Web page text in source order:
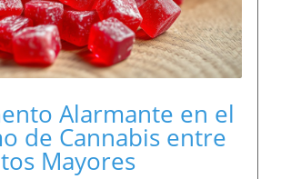
Alarmante en el
de Cannabis entre
Mayores